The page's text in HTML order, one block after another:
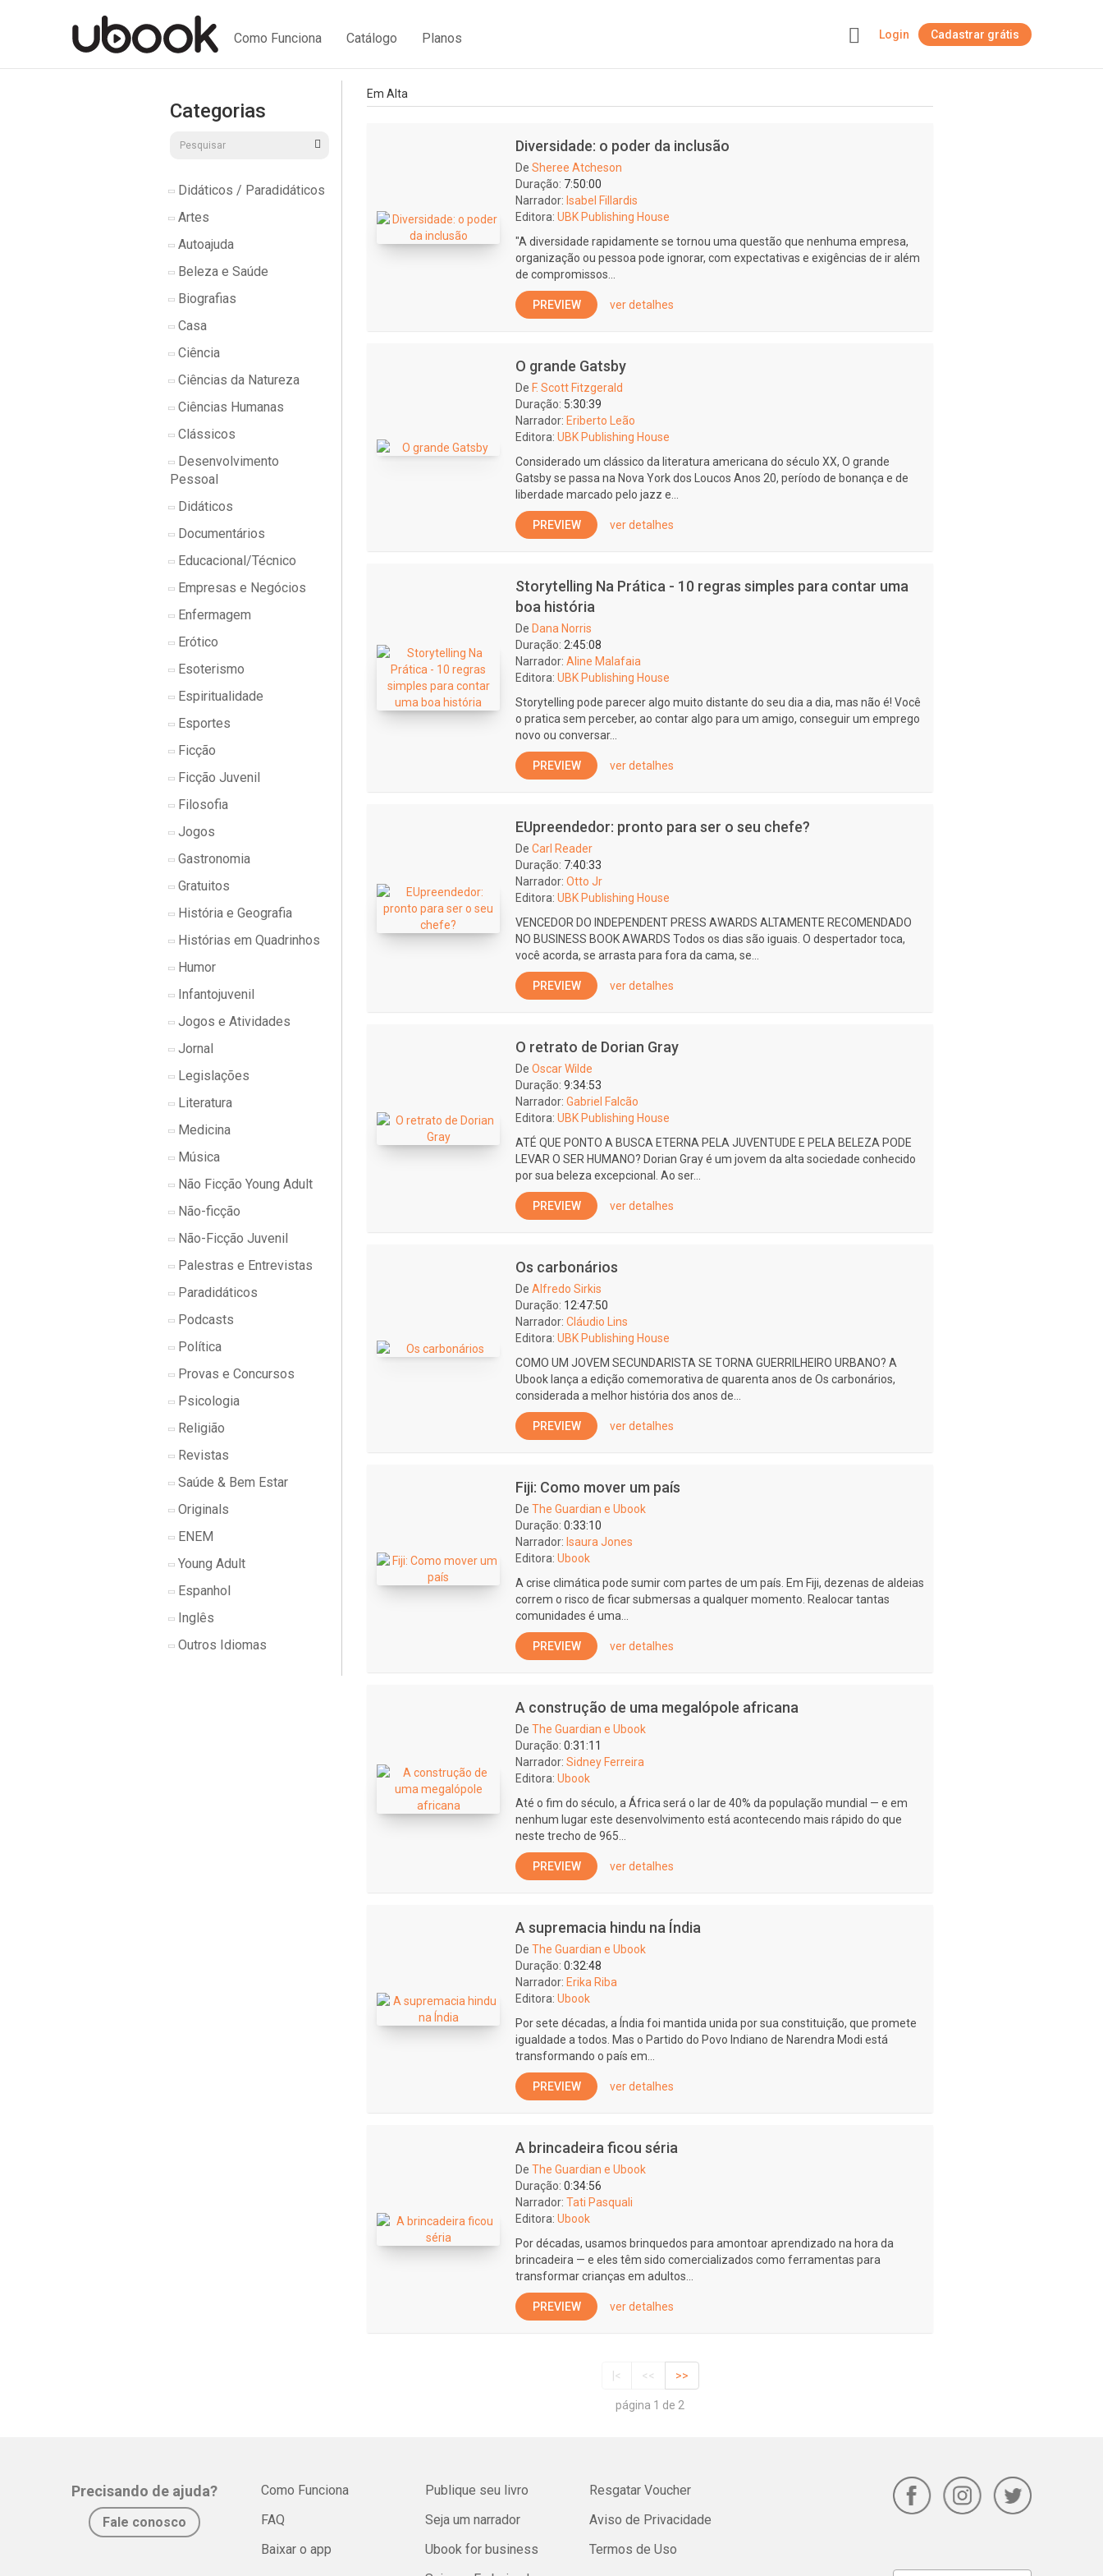
Como Funciona Catálogo Planos Login Cadastrar grátis
Categorias
Didáticos / Paradidáticos
Artes
Autoajuda
Beleza e Saúde
Biografias
Casa
Ciência
Ciências da Natureza
Ciências Humanas
Clássicos
Desenvolvimento
Pessoal
Didáticos
Documentários
Educacional/Técnico
Empresas e Negócios
Enfermagem
Erótico
Esoterismo
Espiritualidade
Esportes
Ficção
Ficção Juvenil
Filosofia
Jogos
Gastronomia
Gratuitos
História e Geografia
Histórias em Quadrinhos
Humor
Infantojuvenil
Jogos e Atividades
Jornal
Legislações
Literatura
Medicina
Música
Não Ficção Young Adult
Não-ficção
Não-Ficção Juvenil
Palestras e Entrevistas
Paradidáticos
Podcasts
Política
Provas e Concursos
Psicologia
Religião
Revistas
Saúde & Bem Estar
Originals
ENEM
Young Adult
Espanhol
Inglês
Outros Idiomas
Em Alta
Diversidade: o poder da inclusão
De Sheree Atcheson
Duração: 7:50:00
Narrador: Isabel Fillardis
Editora: UBK Publishing House
"A diversidade rapidamente se tornou uma questão que nenhuma empresa,
organização ou pessoa pode ignorar, com expectativas e exigências de ir além
de compromissos...
PREVIEW ver detalhes
O grande Gatsby
De F. Scott Fitzgerald
Duração: 5:30:39
Narrador: Eriberto Leão
Editora: UBK Publishing House
Considerado um clássico da literatura americana do século XX, O grande
Gatsby se passa na Nova York dos Loucos Anos 20, período de bonança e de
liberdade marcado pelo jazz e...
PREVIEW ver detalhes
Storytelling Na Prática - 10 regras simples para contar uma
boa história
De Dana Norris
Duração: 2:45:08
Narrador: Aline Malafaia
Editora: UBK Publishing House
Storytelling pode parecer algo muito distante do seu dia a dia, mas não é! Você
o pratica sem perceber, ao contar algo para um amigo, conseguir um emprego
novo ou conversar...
PREVIEW ver detalhes
EUpreendedor: pronto para ser o seu chefe?
De Carl Reader
Duração: 7:40:33
Narrador: Otto Jr
Editora: UBK Publishing House
VENCEDOR DO INDEPENDENT PRESS AWARDS ALTAMENTE RECOMENDADO
NO BUSINESS BOOK AWARDS Todos os dias são iguais. O despertador toca,
você acorda, se arrasta para fora da cama, se...
PREVIEW ver detalhes
O retrato de Dorian Gray
De Oscar Wilde
Duração: 9:34:53
Narrador: Gabriel Falcão
Editora: UBK Publishing House
ATÉ QUE PONTO A BUSCA ETERNA PELA JUVENTUDE E PELA BELEZA PODE
LEVAR O SER HUMANO? Dorian Gray é um jovem da alta sociedade conhecido
por sua beleza excepcional. Ao ser...
PREVIEW ver detalhes
Os carbonários
De Alfredo Sirkis
Duração: 12:47:50
Narrador: Cláudio Lins
Editora: UBK Publishing House
COMO UM JOVEM SECUNDARISTA SE TORNA GUERRILHEIRO URBANO? A
Ubook lança a edição comemorativa de quarenta anos de Os carbonários,
considerada a melhor história dos anos de...
PREVIEW ver detalhes
Fiji: Como mover um país
De The Guardian e Ubook
Duração: 0:33:10
Narrador: Isaura Jones
Editora: Ubook
A crise climática pode sumir com partes de um país. Em Fiji, dezenas de aldeias
correm o risco de ficar submersas a qualquer momento. Realocar tantas
comunidades é uma...
PREVIEW ver detalhes
A construção de uma megalópole africana
De The Guardian e Ubook
Duração: 0:31:11
Narrador: Sidney Ferreira
Editora: Ubook
Até o fim do século, a África será o lar de 40% da população mundial — e em
nenhum lugar este desenvolvimento está acontecendo mais rápido do que
neste trecho de 965...
PREVIEW ver detalhes
A supremacia hindu na Índia
De The Guardian e Ubook
Duração: 0:32:48
Narrador: Erika Riba
Editora: Ubook
Por sete décadas, a Índia foi mantida unida por sua constituição, que promete
igualdade a todos. Mas o Partido do Povo Indiano de Narendra Modi está
transformando o país em...
PREVIEW ver detalhes
A brincadeira ficou séria
De The Guardian e Ubook
Duração: 0:34:56
Narrador: Tati Pasquali
Editora: Ubook
Por décadas, usamos brinquedos para amontoar aprendizado na hora da
brincadeira — e eles têm sido comercializados como ferramentas para
transformar crianças em adultos...
PREVIEW ver detalhes
|< << >>
página 1 de 2
Precisando de ajuda?
Fale conosco
Como Funciona
FAQ
Baixar o app
Publique seu livro
Seja um narrador
Ubook for business
Resgatar Voucher
Aviso de Privacidade
Termos de Uso